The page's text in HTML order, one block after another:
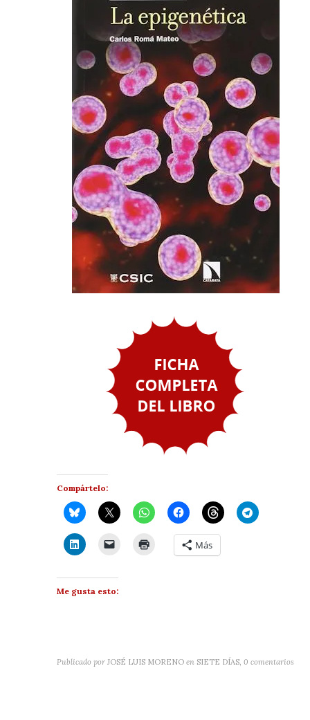
Compártelo:
Más
Me gusta esto:
Publicado por JOSÉ LUIS MORENO en SIETE DÍAS,0 comentarios